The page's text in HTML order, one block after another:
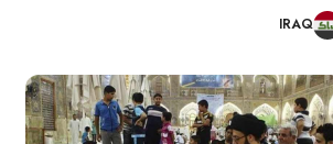
IRAQ